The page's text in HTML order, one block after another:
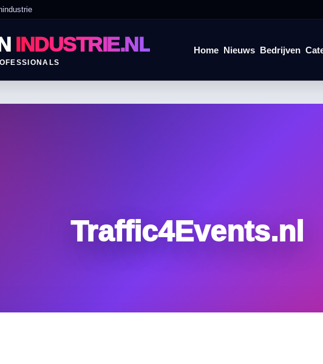
INDUSTRIE.NL Home Nieuws Bedrijven
Traffic4Events.nl